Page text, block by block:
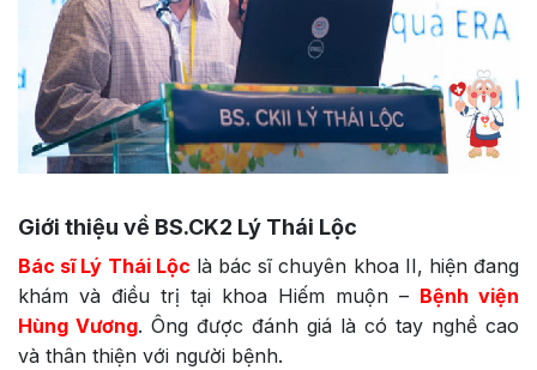
Giới thiệu về BS.CK2 Lý Thái Lộc
Bác sĩ Lý Thái Lộc là bác sĩ chuyên khoa II, hiện đang
khám và điều trị tại khoa Hiếm muộn – Bệnh viện
Hùng Vương. Ông được đánh giá là có tay nghề cao
và thân thiện với người bệnh.